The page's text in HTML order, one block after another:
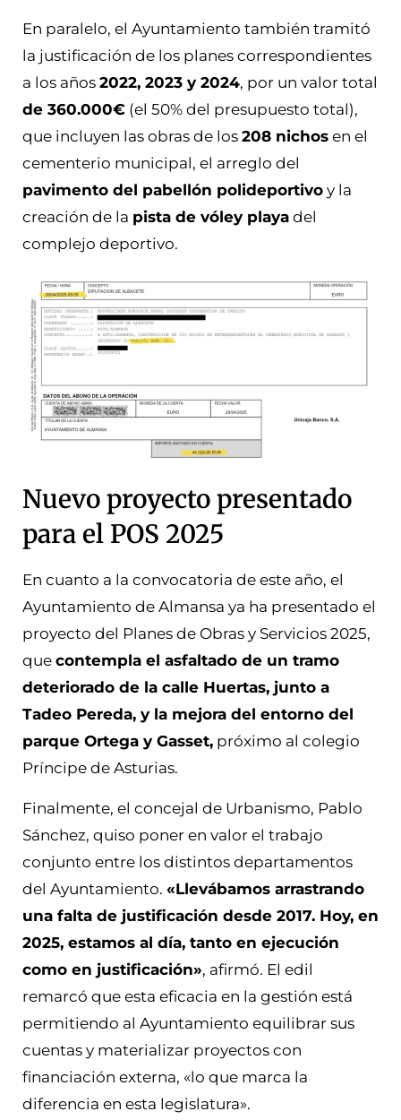
En paralelo, el Ayuntamiento también tramitó
la justificación de los planes correspondientes
a los años 2022, 2023 y 2024, por un valor total
de 360.000€ (el 50% del presupuesto total),
que incluyen las obras de los 208 nichos en el
cementerio municipal, el arreglo del
pavimento del pabellón polideportivo y la
creación de la pista de vóley playa del
complejo deportivo.
Nuevo proyecto presentado
para el POS 2025
En cuanto a la convocatoria de este año, el
Ayuntamiento de Almansa ya ha presentado el
proyecto del Planes de Obras y Servicios 2025,
que contempla el asfaltado de un tramo
deteriorado de la calle Huertas, junto a
Tadeo Pereda, y la mejora del entorno del
parque Ortega y Gasset, próximo al colegio
Príncipe de Asturias.
Finalmente, el concejal de Urbanismo, Pablo
Sánchez, quiso poner en valor el trabajo
conjunto entre los distintos departamentos
del Ayuntamiento. «Llevábamos arrastrando
una falta de justificación desde 2017. Hoy, en
2025, estamos al día, tanto en ejecución
como en justificación», afirmó. El edil
remarcó que esta eficacia en la gestión está
permitiendo al Ayuntamiento equilibrar sus
cuentas y materializar proyectos con
financiación externa, «lo que marca la
diferencia en esta legislatura».